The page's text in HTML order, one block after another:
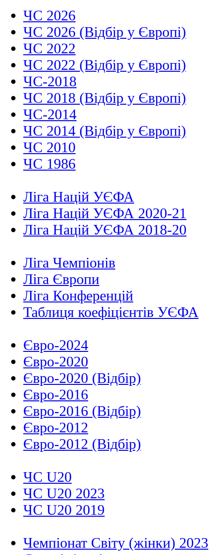
ЧС 2026
ЧС 2026 (Відбір у Європі)
ЧС 2022
ЧС 2022 (Відбір у Європі)
ЧС-2018
ЧС 2018 (Відбір у Європі)
ЧС-2014
ЧС 2014 (Відбір у Європі)
ЧС 2010
ЧС 1986
Ліга Націй УЄФА
Ліга Націй УЄФА 2020-21
Ліга Націй УЄФА 2018-20
Ліга Чемпіонів
Ліга Європи
Ліга Конференцій
Таблиця коефіцієнтів УЄФА
Євро-2024
Євро-2020
Євро-2020 (Відбір)
Євро-2016
Євро-2016 (Відбір)
Євро-2012
Євро-2012 (Відбір)
ЧС U20
ЧС U20 2023
ЧС U20 2019
Чемпіонат Світу (жінки) 2023